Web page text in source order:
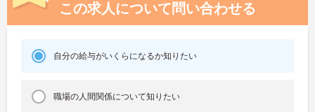
この求人について問い合わせる
自分の給与がいくらになるか知りたい
職場の人間関係について知りたい